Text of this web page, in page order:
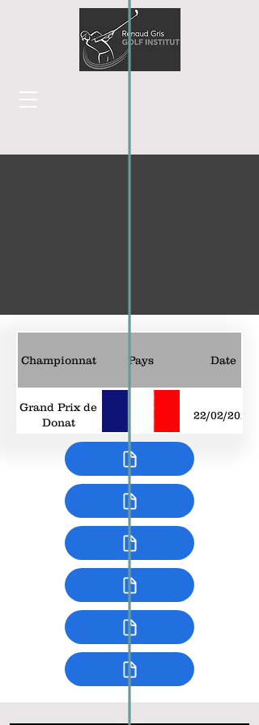
Championnat Pays Date
Grand Prix de
Donat
22/02/2024
Grand Prix
Dames PACA
Championnat
de Barcelone
South Africa
Amateur
14/02/2024
Grand prix
élite
Messieurs
PACA
12/11/2023
Championnat
de France
Minimes-